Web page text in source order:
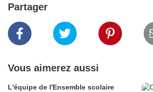
Partager
Vous aimerez aussi
L'équipe de l'Ensemble scolaire